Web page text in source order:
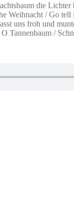
die
Weihnacht / Go
uns froh und
Tannenbaum /